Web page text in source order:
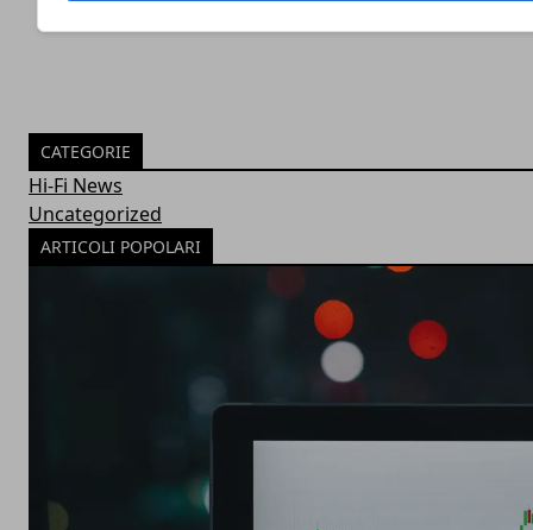
CATEGORIE
Hi-Fi News
Uncategorized
ARTICOLI POPOLARI